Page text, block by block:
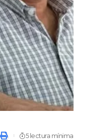
5 lectura mínima